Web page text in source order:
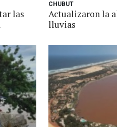
las
CHUBUT
Actualizaron la
lluvias